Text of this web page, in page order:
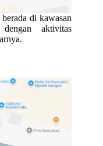
di kawasan
aktivitas